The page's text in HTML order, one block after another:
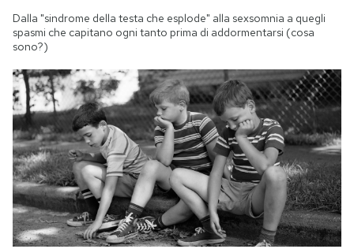
Dalla "sindrome della testa che esplode" alla sexsomnia a quegli
spasmi che capitano ogni tanto prima di addormentarsi (cosa
sono?)